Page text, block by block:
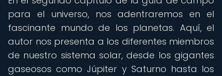
para el universo, nos adentraremos en el
fascinante mundo de los planetas. Aquí, el
autor nos presenta a los diferentes miembros
de nuestro sistema solar, desde los gigantes
gaseosos como Júpiter y Saturno hasta los